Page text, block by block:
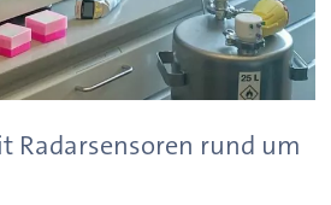
Radarsensoren rund um